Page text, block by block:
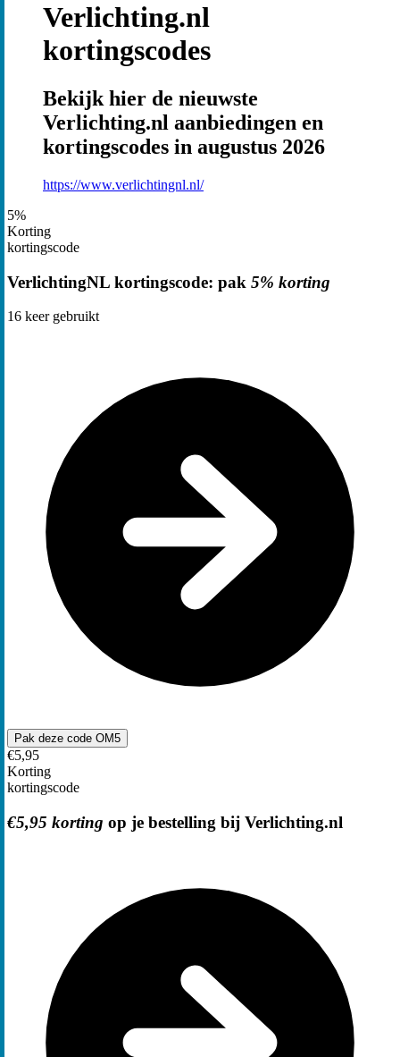
Verlichting.nl
kortingscodes
Bekijk hier de nieuwste
Verlichting.nl aanbiedingen en
kortingscodes in augustus 2026
https://www.verlichtingnl.nl/
5%
Korting
kortingscode
VerlichtingNL kortingscode: pak 5% korting
16 keer gebruikt
Pak deze code OM5
€5,95
Korting
kortingscode
€5,95 korting op je bestelling bij Verlichting.nl